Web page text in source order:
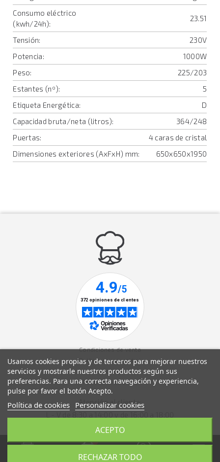
Consumo eléctrico
(kwh/24h):
23.51
Tensión:
230V
Potencia:
1000W
Peso:
225/203
Estantes (nº):
5
Etiqueta Energética:
D
Capacidad bruta/neta (litros):
364/248
Puertas:
4 caras de cristal
Dimensiones exteriores (AxFxH) mm:
650x650x1950
Condiciones de venta
Política de privacidad
Aviso legal
Política de cookies
Atención al cliente:
Usamos cookies propias y de terceros para mejorar nuestros
servicios y mostrarle nuestros productos según sus
preferencias. Para una correcta navegación y experiencia,
pulse por favor el botón Acepto.
Política de cookies Personalizar cookies
RECHAZAR TODO
ACEPTO